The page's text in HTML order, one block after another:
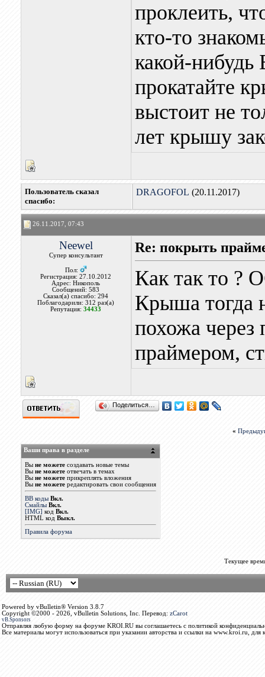
проклеить,
кто-то
какой-
прокатайте
выстоит не
лет крышу
Пользователь сказал
cпасибо:
DRAGOFOL (20.11.2017)
26.11.2017, 07:43
Neewel
Супер консультант
Пол:
Регистрация: 27.10.2012
Адрес: Никополь
Сообщений: 583
Сказал(а) спасибо: 294
Поблагодарили: 312 раз(а)
Репутация:34433
Re: покрыть
Как так то ?
Крыша тогда
похожа через
праймером,
Поделиться…
«
Ваши права в разделе
Вы не можетесоздавать новые темы
Вы не можетеотвечать в темах
Вы не можетеприкреплять вложения
Вы не можетередактировать свои сообщения
BB коды Вкл.
Смайлы Вкл.
[IMG] код Вкл.
HTML код Выкл.
Правила форума
Текущее
Powered by vBulletin® Version 3.8.7
Copyright ©2000 - 2026, vBulletin Solutions, Inc. Перевод: zCarot
vB.Sponsors
Отправляя любую форму на форуме KROI.RU вы соглашаетесь с политикой
Все материалы могут использоваться при указании авторства и ссылки на www.kroi.ru, для